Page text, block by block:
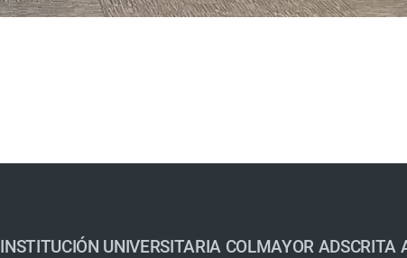
INSTITUCIÓN UNIVERSITARIA COLMAYOR